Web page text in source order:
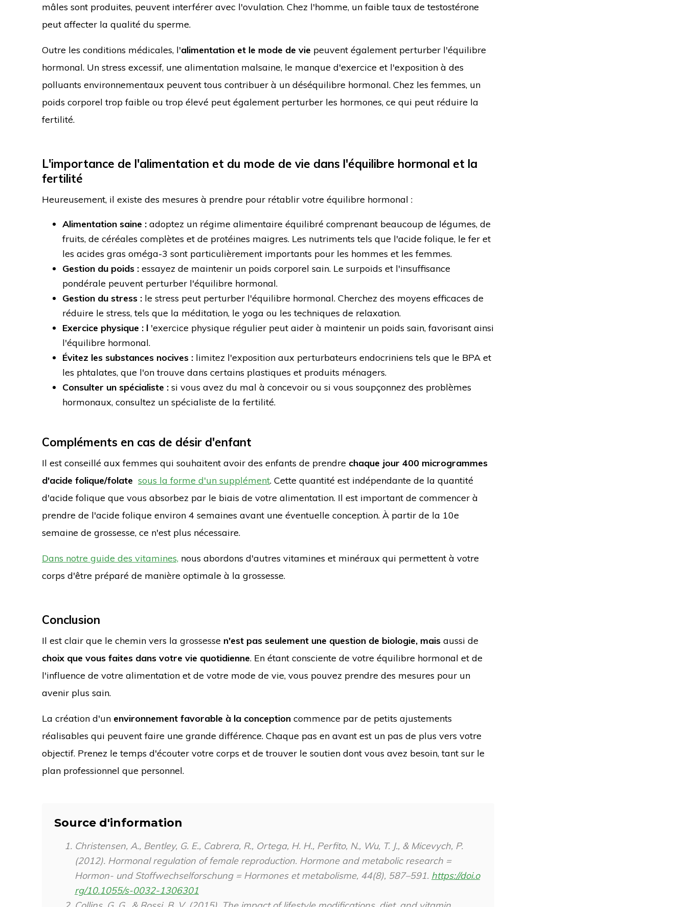
mâles sont produites, peuvent interférer avec l'ovulation. Chez l'homme, un faible taux de testostérone
peut affecter la qualité du sperme.
Outre les conditions médicales, l'alimentation et le mode de vie peuvent également perturber l'équilibre
hormonal. Un stress excessif, une alimentation malsaine, le manque d'exercice et l'exposition à des
polluants environnementaux peuvent tous contribuer à un déséquilibre hormonal. Chez les femmes, un
poids corporel trop faible ou trop élevé peut également perturber les hormones, ce qui peut réduire la
fertilité.
L'importance de l'alimentation et du mode de vie dans l'équilibre hormonal et la
fertilité
Heureusement, il existe des mesures à prendre pour rétablir votre équilibre hormonal :
Alimentation saine : adoptez un régime alimentaire équilibré comprenant beaucoup de légumes, de
fruits, de céréales complètes et de protéines maigres. Les nutriments tels que l'acide folique, le fer et
les acides gras oméga-3 sont particulièrement importants pour les hommes et les femmes.
Gestion du poids : essayez de maintenir un poids corporel sain. Le surpoids et l'insuffisance
pondérale peuvent perturber l'équilibre hormonal.
Gestion du stress : le stress peut perturber l'équilibre hormonal. Cherchez des moyens efficaces de
réduire le stress, tels que la méditation, le yoga ou les techniques de relaxation.
Exercice physique : l 'exercice physique régulier peut aider à maintenir un poids sain, favorisant ainsi
l'équilibre hormonal.
Évitez les substances nocives : limitez l'exposition aux perturbateurs endocriniens tels que le BPA et
les phtalates, que l'on trouve dans certains plastiques et produits ménagers.
Consulter un spécialiste : si vous avez du mal à concevoir ou si vous soupçonnez des problèmes
hormonaux, consultez un spécialiste de la fertilité.
Compléments en cas de désir d'enfant
Il est conseillé aux femmes qui souhaitent avoir des enfants de prendre chaque jour 400 microgrammes
d'acide folique/folate sous la forme d'un supplément. Cette quantité est indépendante de la quantité
d'acide folique que vous absorbez par le biais de votre alimentation. Il est important de commencer à
prendre de l'acide folique environ 4 semaines avant une éventuelle conception. À partir de la 10e
semaine de grossesse, ce n'est plus nécessaire.
Dans notre guide des vitamines, nous abordons d'autres vitamines et minéraux qui permettent à votre
corps d'être préparé de manière optimale à la grossesse.
Conclusion
Il est clair que le chemin vers la grossesse n'est pas seulement une question de biologie, mais aussi de
choix que vous faites dans votre vie quotidienne. En étant consciente de votre équilibre hormonal et de
l'influence de votre alimentation et de votre mode de vie, vous pouvez prendre des mesures pour un
avenir plus sain.
La création d'un environnement favorable à la conception commence par de petits ajustements
réalisables qui peuvent faire une grande différence. Chaque pas en avant est un pas de plus vers votre
objectif. Prenez le temps d'écouter votre corps et de trouver le soutien dont vous avez besoin, tant sur le
plan professionnel que personnel.
Source d'information
Christensen, A., Bentley, G. E., Cabrera, R., Ortega, H. H., Perfito, N., Wu, T. J., & Micevych, P.
(2012). Hormonal regulation of female reproduction. Hormone and metabolic research =
Hormon- und Stoffwechselforschung = Hormones et metabolisme, 44(8), 587–591. https://doi.o
rg/10.1055/s-0032-1306301